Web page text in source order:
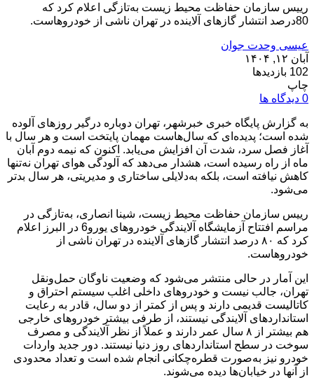
رییس سازمان حفاظت محیط زیست به‌تازگی اعلام کرد که
80درصد انتشار گازهای آلاینده در تهران ناشی از خودروهاست.
عیسی وحدت جوان
آبان ۱۲, ۱۴۰۴
102 بازدیدها
چاپ
0 دیدگاه ها
به گزارش پایگاه خبری خبرشهر، تهران دوباره درگیر روزهای آلوده
شده است؛ پدیده‌ای که سال‌هاست مهمان پایتخت است و هر سال با
آغاز فصل سرد، شدت آن افزایش می‌یابد. اکنون که نیمه دوم آبان
ماه از راه رسیده است، هشدار می‌دهد که آلودگی هوای تهران نه‌تنها
کاهش نیافته است، بلکه به‌دلایلی ساختاری و مدیریتی، هر سال بدتر
می‌شود.
رییس سازمان حفاظت محیط زیست، شینا انصاری، به‌تازگی در
مراسم افتتاح آزمایشگاه آلایندگی خودروهای یورو6 در البرز اعلام
کرد که ۸۰ درصد انتشار گازهای آلاینده در تهران ناشی از
خودروهاست.
این آمار در حالی منتشر می‌شود که وضعیت ناوگان حمل‌ونقل
تهران، جالب نیست و خودروهای داخلی اغلب سیستم احتراق و
کاتالیست قدیمی دارند و پس از کمتر از دو سال، قادر به رعایت
استانداردهای آلایندگی نیستند، از طرفی بیشتر خودروهای خارجی
هم بیشتر از ۸ سال عمر دارند و عملاً از نظر آلایندگی و مصرف
سوخت در سطح استانداردهای روز دنیا نیستند. دور جدید واردات
خودرو نیز به‌صورت قطره‌چکانی انجام شده است و تعداد محدودی
از آنها در خیابان‌ها دیده می‌شوند.